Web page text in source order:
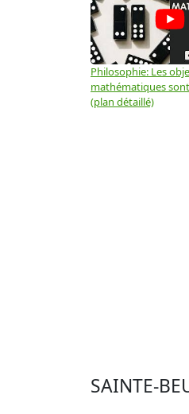
Philosophie: Les
mathématiques
(plan détaillé)
SAINTE-